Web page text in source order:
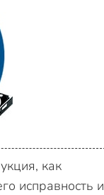
как
исправность и